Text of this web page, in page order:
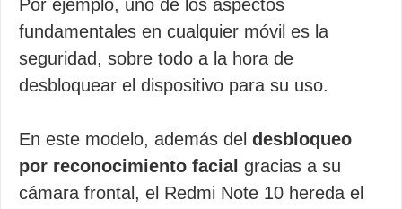
Por ejemplo, uno de los aspectos
fundamentales en cualquier móvil es la
seguridad, sobre todo a la hora de
desbloquear el dispositivo para su uso.
En este modelo, además del desbloqueo
por reconocimiento facial gracias a su
cámara frontal, el Redmi Note 10 hereda el